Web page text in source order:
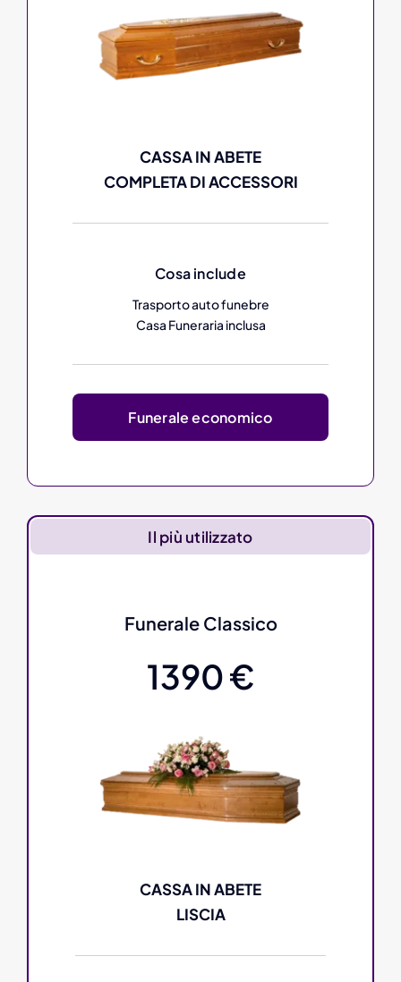
CASSA IN ABETE
COMPLETA DI ACCESSORI
Cosa include
Trasporto auto funebre
Casa Funeraria inclusa
Funerale economico
Il più utilizzato
Funerale Classico
1390 €
CASSA IN ABETE
LISCIA